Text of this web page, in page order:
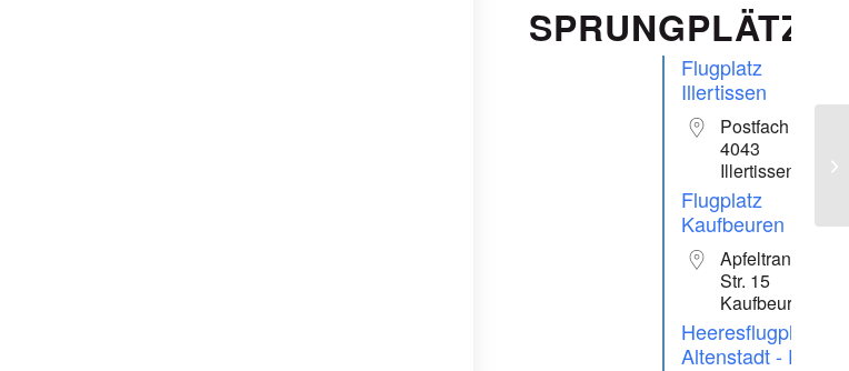
SPRUNGPLÄTZE
Flugplatz
Illertissen
Postfach
4043
Illertissen
Flugplatz
Kaufbeuren
Apfeltranger
Str. 15
Kaufbeuren
Heeresflugplatz
Altenstadt - ETHA
2